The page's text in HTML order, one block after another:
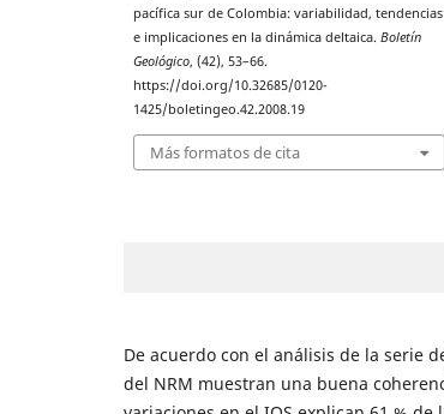
pacífica sur de Colombia: variabilidad, tendencias
e implicaciones en la dinámica deltaica.Boletín
Geológico, (42), 53–66.
https://doi.org/10.32685/0120-
1425/boletingeo.42.2008.19
Más formatos de cita
De acuerdo con el análisis de la serie
del NRM muestran una buena